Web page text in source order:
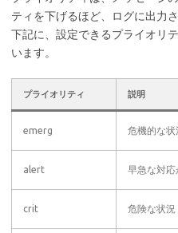
ティを下げるほど、ログに出力
下記に、設定できるプライオリ
います。
プライオリティ 説明
emerg 危機的な状
alert 早急な対応
crit 危険な状況